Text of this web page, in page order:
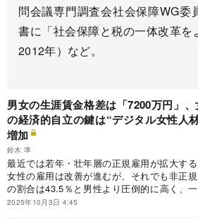
問会議専門調査会社会保障WG委
書に「社会保障と税の一体改革を
2012年）など。
男女の生涯賃金格差は「7200万円」
の経済的自立の鍵は“デジタル女性人
増加
鈴木 準
最近では若年・壮年層の正規雇用が拡大す
女性の雇用は改善が進むが、それでも非正
の割合は43.5％と男性より圧倒的に高く、
働者の生涯賃金も7200万円の差がある。職種
2025年10月3日 4:45